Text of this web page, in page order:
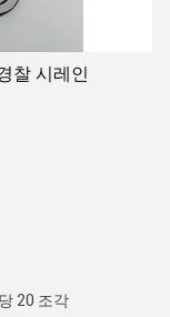
찰 시레인
20 조각